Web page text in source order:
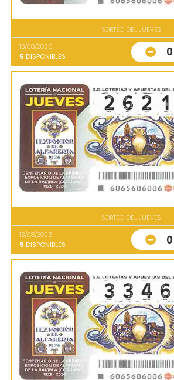
SORTEO DEL JUEVES
13/08/2026
5 DISPONIBLES 0
SORTEO DEL JUEVES
13/08/2026
5 DISPONIBLES 0